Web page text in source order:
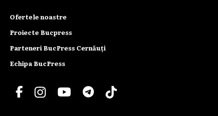
Ofertele noastre
Proiecte Bucpress
Parteneri BucPress Cernăuți
Echipa BucPress